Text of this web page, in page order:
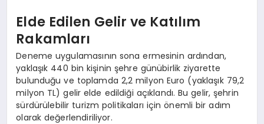
Elde Edilen Gelir ve Katılım
Rakamları
Deneme uygulamasının sona ermesinin ardından,
yaklaşık 440 bin kişinin şehre günübirlik ziyarette
bulunduğu ve toplamda 2,2 milyon Euro (yaklaşık 79,2
milyon TL) gelir elde edildiği açıklandı. Bu gelir, şehrin
sürdürülebilir turizm politikaları için önemli bir adım
olarak değerlendiriliyor.